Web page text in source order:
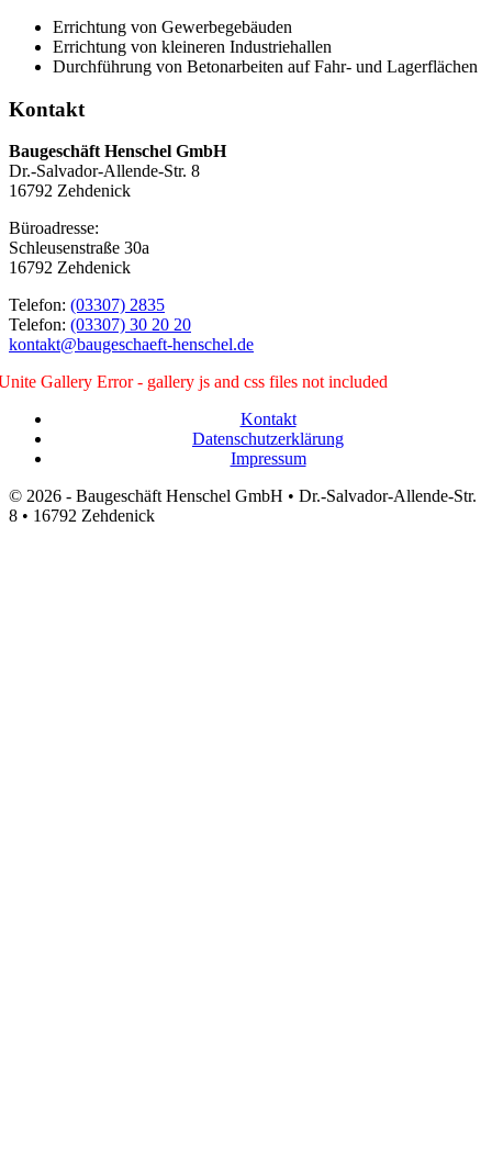
Errichtung von Gewerbegebäuden
Errichtung von kleineren Industriehallen
Durchführung von Betonarbeiten auf Fahr- und Lagerflächen
Kontakt
Baugeschäft Henschel GmbH
Dr.-Salvador-Allende-Str. 8
16792 Zehdenick
Büroadresse:
Schleusenstraße 30a
16792 Zehdenick
Telefon: (03307) 2835
Telefon: (03307) 30 20 20
kontakt@baugeschaeft-henschel.de
Gallery Error - gallery js and css files not included
Kontakt
Datenschutzerklärung
Impressum
© 2026 - Baugeschäft Henschel GmbH • Dr.-Salvador-Allende-Str.
8 • 16792 Zehdenick